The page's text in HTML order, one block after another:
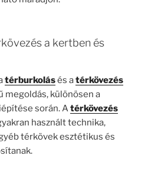
a kertben és
térburkolásés atérkövezés
megoldás, különösen a
során. Atérkövezés
használt technika,
térkövek esztétikus és